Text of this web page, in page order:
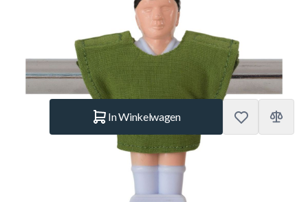
Neutraal Groen
KIT.30729 Merk:Kicker-Trikot
€ 19,95 Op voorraad
In Winkelwagen